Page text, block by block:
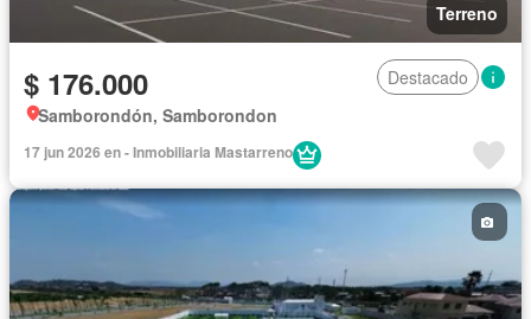
Terreno
$ 176.000
Destacado
Samborondón, Samborondon
17 jun 2026 en - Inmobiliaria Mastarreno